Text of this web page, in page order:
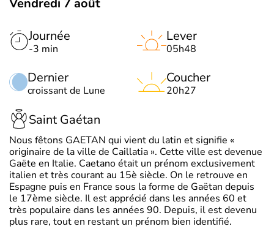
Journée
-3 min
Dernier
croissant de Lune
Lever
05h48
Coucher
20h27
Saint Gaétan
Nous fêtons GAETAN qui vient du latin et signifie «
originaire de la ville de Caillatia ». Cette ville est devenue
Gaëte en Italie. Caetano était un prénom exclusivement
italien et très courant au 15è siècle. On le retrouve en
Espagne puis en France sous la forme de Gaëtan depuis
le 17ème siècle. Il est apprécié dans les années 60 et
très populaire dans les années 90. Depuis, il est devenu
plus rare, tout en restant un prénom bien identifié.